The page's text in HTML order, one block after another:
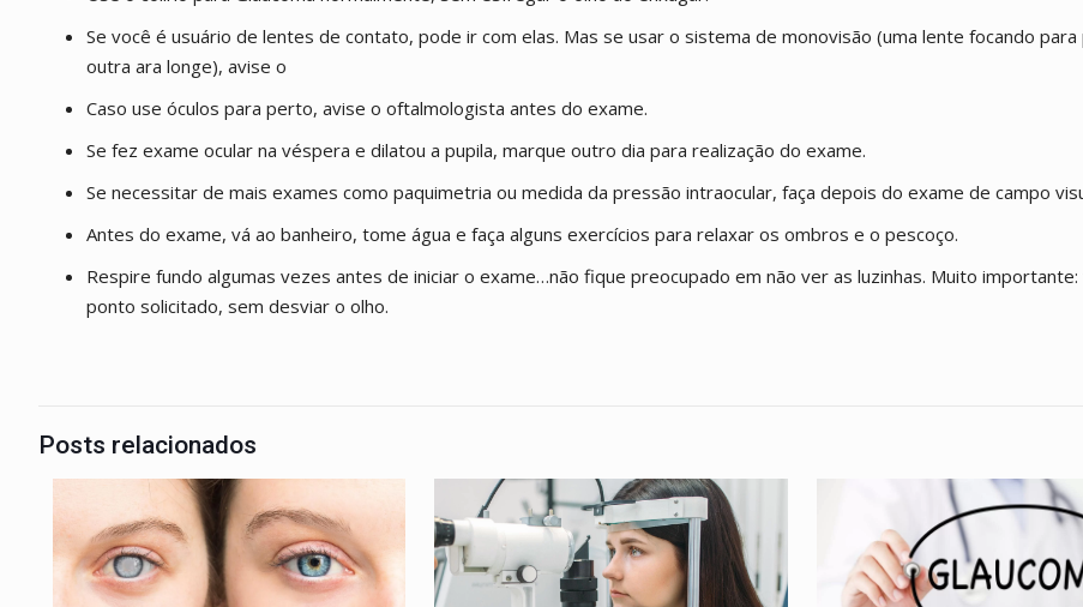
Se você é usuário de lentes de contato, pode ir com elas. Mas se usar o sistema de monovisão (uma lente focando
outra ara longe), avise o
Caso use óculos para perto, avise o oftalmologista antes do exame.
Se fez exame ocular na véspera e dilatou a pupila, marque outro dia para realização do exame.
Se necessitar de mais exames como paquimetria ou medida da pressão intraocular, faça depois do exame de campo
Antes do exame, vá ao banheiro, tome água e faça alguns exercícios para relaxar os ombros e o pescoço.
Respire fundo algumas vezes antes de iniciar o exame…não fique preocupado em não ver as luzinhas. Muito
ponto solicitado, sem desviar o olho.
Posts relacionados